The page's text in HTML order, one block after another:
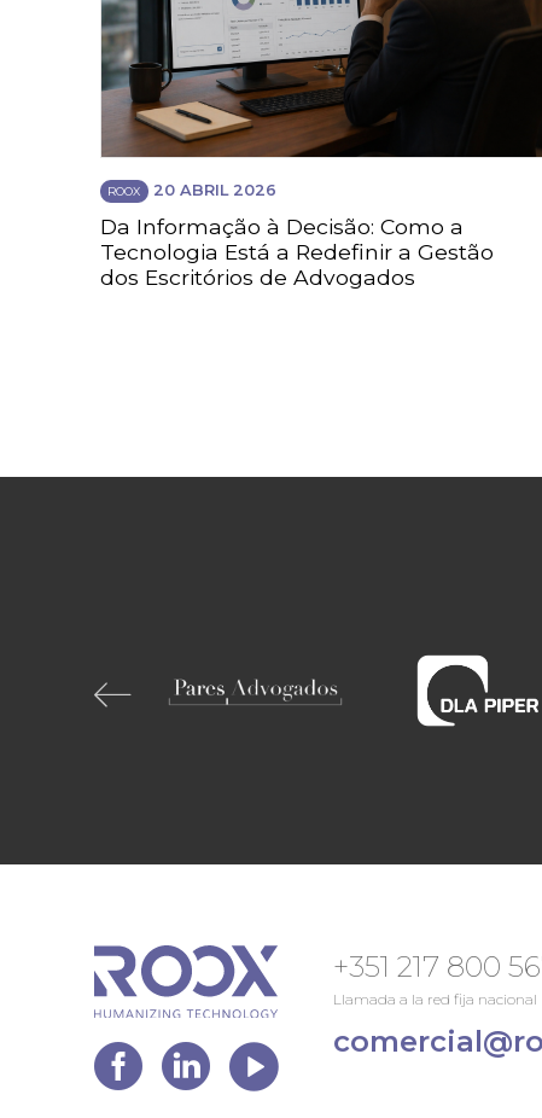
ROOX 20 ABRIL 2026
Da Informação à Decisão: Como a
Tecnologia Está a Redefinir a Gestão
dos Escritórios de Advogados
+351 217 800
Llamada a la red fija nacional